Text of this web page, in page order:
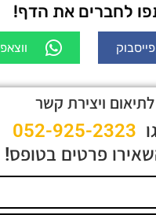
לחברים את הדף!
פייסבוק ווצאפ
לתיאום ויצירת קשר
052-925-2323
פרטים בטופס!